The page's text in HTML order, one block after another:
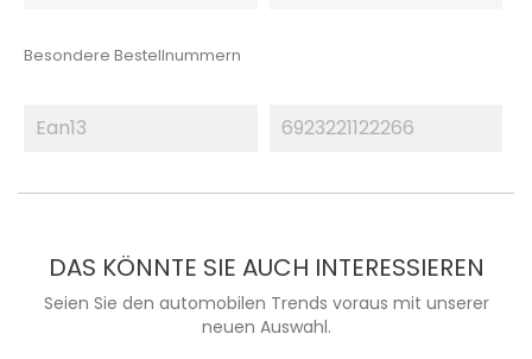
Besondere Bestellnummern
Ean13 6923221122266
DAS KÖNNTE SIE AUCH INTERESSIEREN
Seien Sie den automobilen Trends voraus mit unserer
neuen Auswahl.